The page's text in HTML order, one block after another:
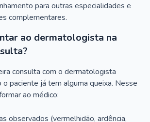
para outras especialidades e
complementares.
ao dermatologista na
consulta com o dermatologista
o paciente já tem alguma queixa. Nesse
ao médico:
observados (vermelhidão, ardência,